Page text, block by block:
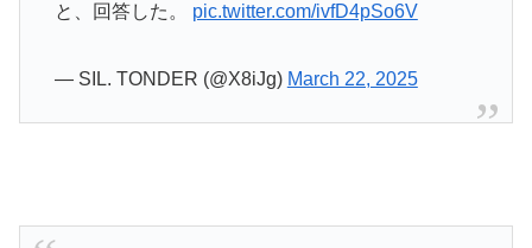
と、回答した。 pic.twitter.com/ivfD4pSo6V
— SIL. TONDER (@X8iJg) March 22, 2025